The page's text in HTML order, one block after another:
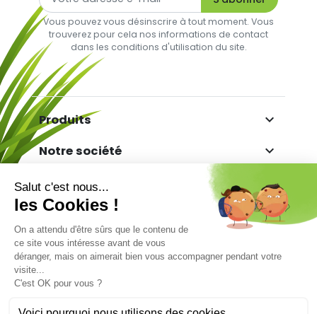
Vous pouvez vous désinscrire à tout moment. Vous
trouverez pour cela nos informations de contact
dans les conditions d'utilisation du site.
Produits 
Notre société 
Votre compte 
Informations 
Marchand approuvé par la Société des Avis
Garantis,cliquez ici pour vérifier.
Facebook